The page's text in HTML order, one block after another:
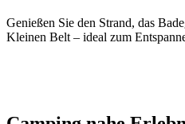
Genießen Sie den Strand, das
Kleinen Belt – ideal zum